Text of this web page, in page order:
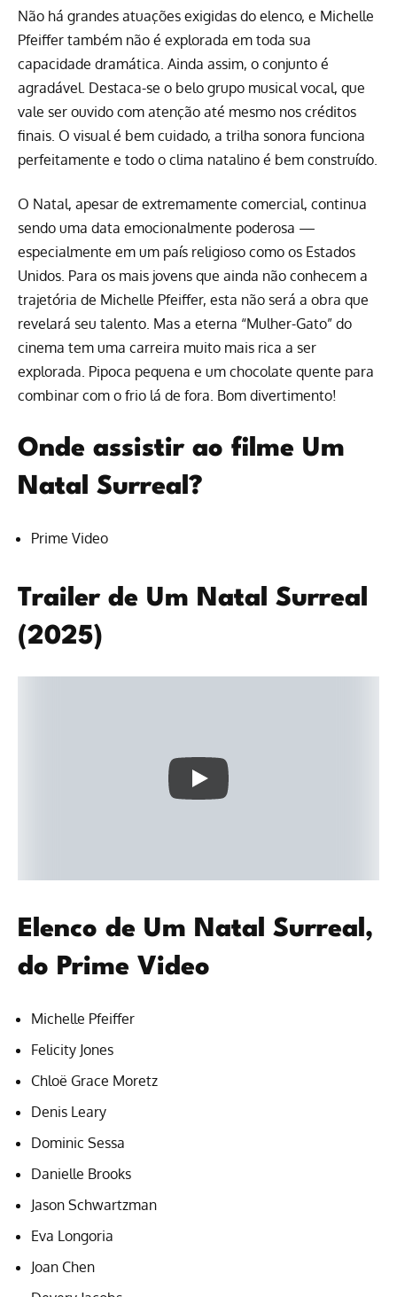
Não há grandes atuações exigidas do elenco, e Michelle
Pfeiffer também não é explorada em toda sua
capacidade dramática. Ainda assim, o conjunto é
agradável. Destaca-se o belo grupo musical vocal, que
vale ser ouvido com atenção até mesmo nos créditos
finais. O visual é bem cuidado, a trilha sonora funciona
perfeitamente e todo o clima natalino é bem construído.
O Natal, apesar de extremamente comercial, continua
sendo uma data emocionalmente poderosa —
especialmente em um país religioso como os Estados
Unidos. Para os mais jovens que ainda não conhecem a
trajetória de Michelle Pfeiffer, esta não será a obra que
revelará seu talento. Mas a eterna “Mulher-Gato” do
cinema tem uma carreira muito mais rica a ser
explorada. Pipoca pequena e um chocolate quente para
combinar com o frio lá de fora. Bom divertimento!
Onde assistir ao filme Um
Natal Surreal?
Prime Video
Trailer de Um Natal Surreal
(2025)
Elenco de Um Natal Surreal,
do Prime Video
Michelle Pfeiffer
Felicity Jones
Chloë Grace Moretz
Denis Leary
Dominic Sessa
Danielle Brooks
Jason Schwartzman
Eva Longoria
Joan Chen